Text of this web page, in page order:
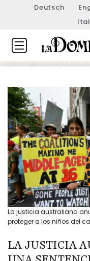
Deutsch
La justicia australiana
proteger a los niños del
LA JUSTICIA